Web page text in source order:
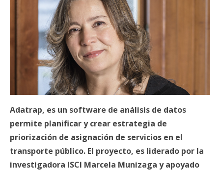
Adatrap, es un software de análisis de datos
permite planificar y crear estrategia de
priorización de asignación de servicios en el
transporte público. El proyecto, es liderado por la
investigadora ISCI Marcela Munizaga y apoyado